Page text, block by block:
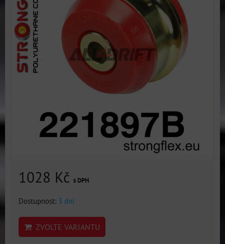
1028 Kč s DPH
Dostupnost: 3 dni
ZVOLTE VARIANTU